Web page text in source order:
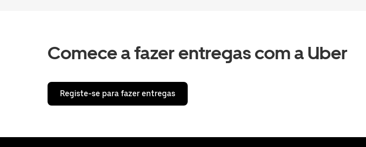
Comece a fazer entregas com a Uber
Registe-se para fazer entregas